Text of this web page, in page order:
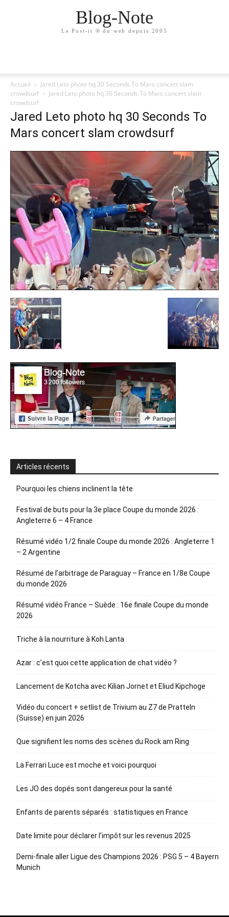
Blog-Note
Le Post-it ® du web depuis 2005
Accueil
Jared Leto photo hq 30 Seconds To Mars concert slam
crowdsurf
Jared Leto photo hq 30 Seconds To Mars concert slam
crowdsurf
Jared Leto photo hq 30 Seconds To
Mars concert slam crowdsurf
Articles récents
Pourquoi les chiens inclinent la tête
Festival de buts pour la 3e place Coupe du monde 2026 :
Angleterre 6 – 4 France
Résumé vidéo 1/2 finale Coupe du monde 2026 : Angleterre 1
– 2 Argentine
Résumé de l’arbitrage de Paraguay – France en 1/8e Coupe
du monde 2026
Résumé vidéo France – Suède : 16e finale Coupe du monde
2026
Triche à la nourriture à Koh Lanta
Azar : c’est quoi cette application de chat vidéo ?
Lancement de Kotcha avec Kilian Jornet et Eliud Kipchoge
Vidéo du concert + setlist de Trivium au Z7 de Pratteln
(Suisse) en juin 2026
Que signifient les noms des scènes du Rock am Ring
La Ferrari Luce est moche et voici pourquoi
Les JO des dopés sont dangereux pour la santé
Enfants de parents séparés : statistiques en France
Date limite pour déclarer l’impôt sur les revenus 2025
Demi-finale aller Ligue des Champions 2026 : PSG 5 – 4 Bayern
Munich